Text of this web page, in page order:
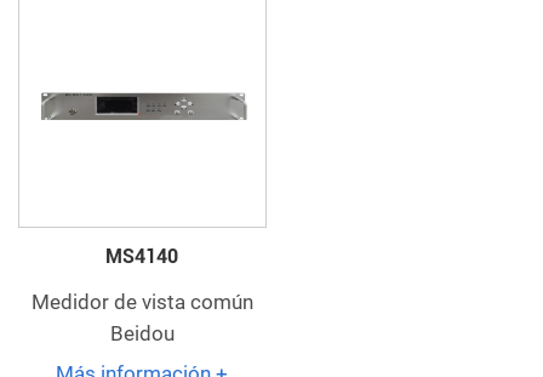
MS4140
Medidor de vista común
Beidou